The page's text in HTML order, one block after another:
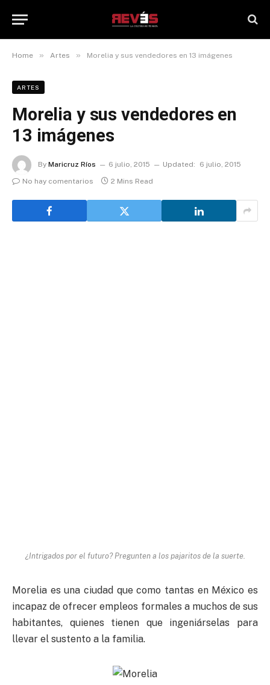
Home » Artes » Morelia y sus vendedores en 13 imágenes
ARTES
Morelia y sus vendedores en
13 imágenes
By Maricruz Ríos 6 julio, 2015 Updated:
6 julio, 2015
No hay comentarios
2 Mins Read
¿Intrigados por el futuro? Pregunten a los pajaritos de la suerte.
Morelia es una ciudad que como tantas en México es
incapaz de ofrecer empleos formales a muchos de sus
habitantes, quienes tienen que ingeniárselas para
llevar el sustento a la familia.